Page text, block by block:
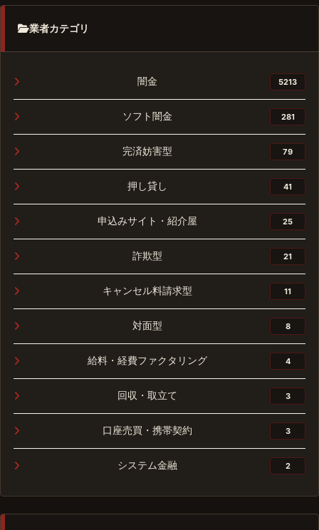
業者カテゴリ
闇金 5213
ソフト闇金 281
完済妨害型 79
押し貸し 41
申込みサイト・紹介屋 25
詐欺型 21
キャンセル料請求型 11
対面型 8
給料・経費ファクタリング 4
回収・取立て 3
口座売買・携帯契約 3
システム金融 2